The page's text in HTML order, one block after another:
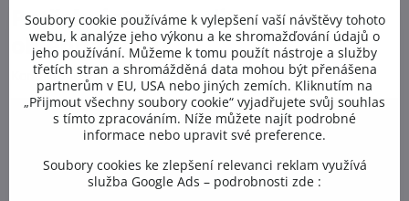
Potřebujete poradit s
objednávkou?
Kontaktujte nás PO-PÁ 8:00 - 16:00:
+420 412 528 367
+420 602 284 314
Soubory cookie používáme k vylepšení vaší návštěvy tohoto
webu, k analýze jeho výkonu a ke shromažďování údajů o
jeho používání. Můžeme k tomu použít nástroje a služby
třetích stran a shromážděná data mohou být přenášena
partnerům v EU, USA nebo jiných zemích. Kliknutím na
„Přijmout všechny soubory cookie“ vyjadřujete svůj souhlas
s tímto zpracováním. Níže můžete najít podrobné
informace nebo upravit své preference.
Soubory cookies ke zlepšení relevanci reklam využívá
služba Google Ads – podrobnosti zde :